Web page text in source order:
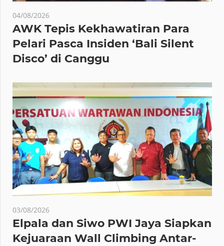
04/08/2026
AWK Tepis Kekhawatiran Para
Pelari Pasca Insiden ‘Bali Silent
Disco’ di Canggu
03/08/2026
Elpala dan Siwo PWI Jaya Siapkan
Kejuaraan Wall Climbing Antar-